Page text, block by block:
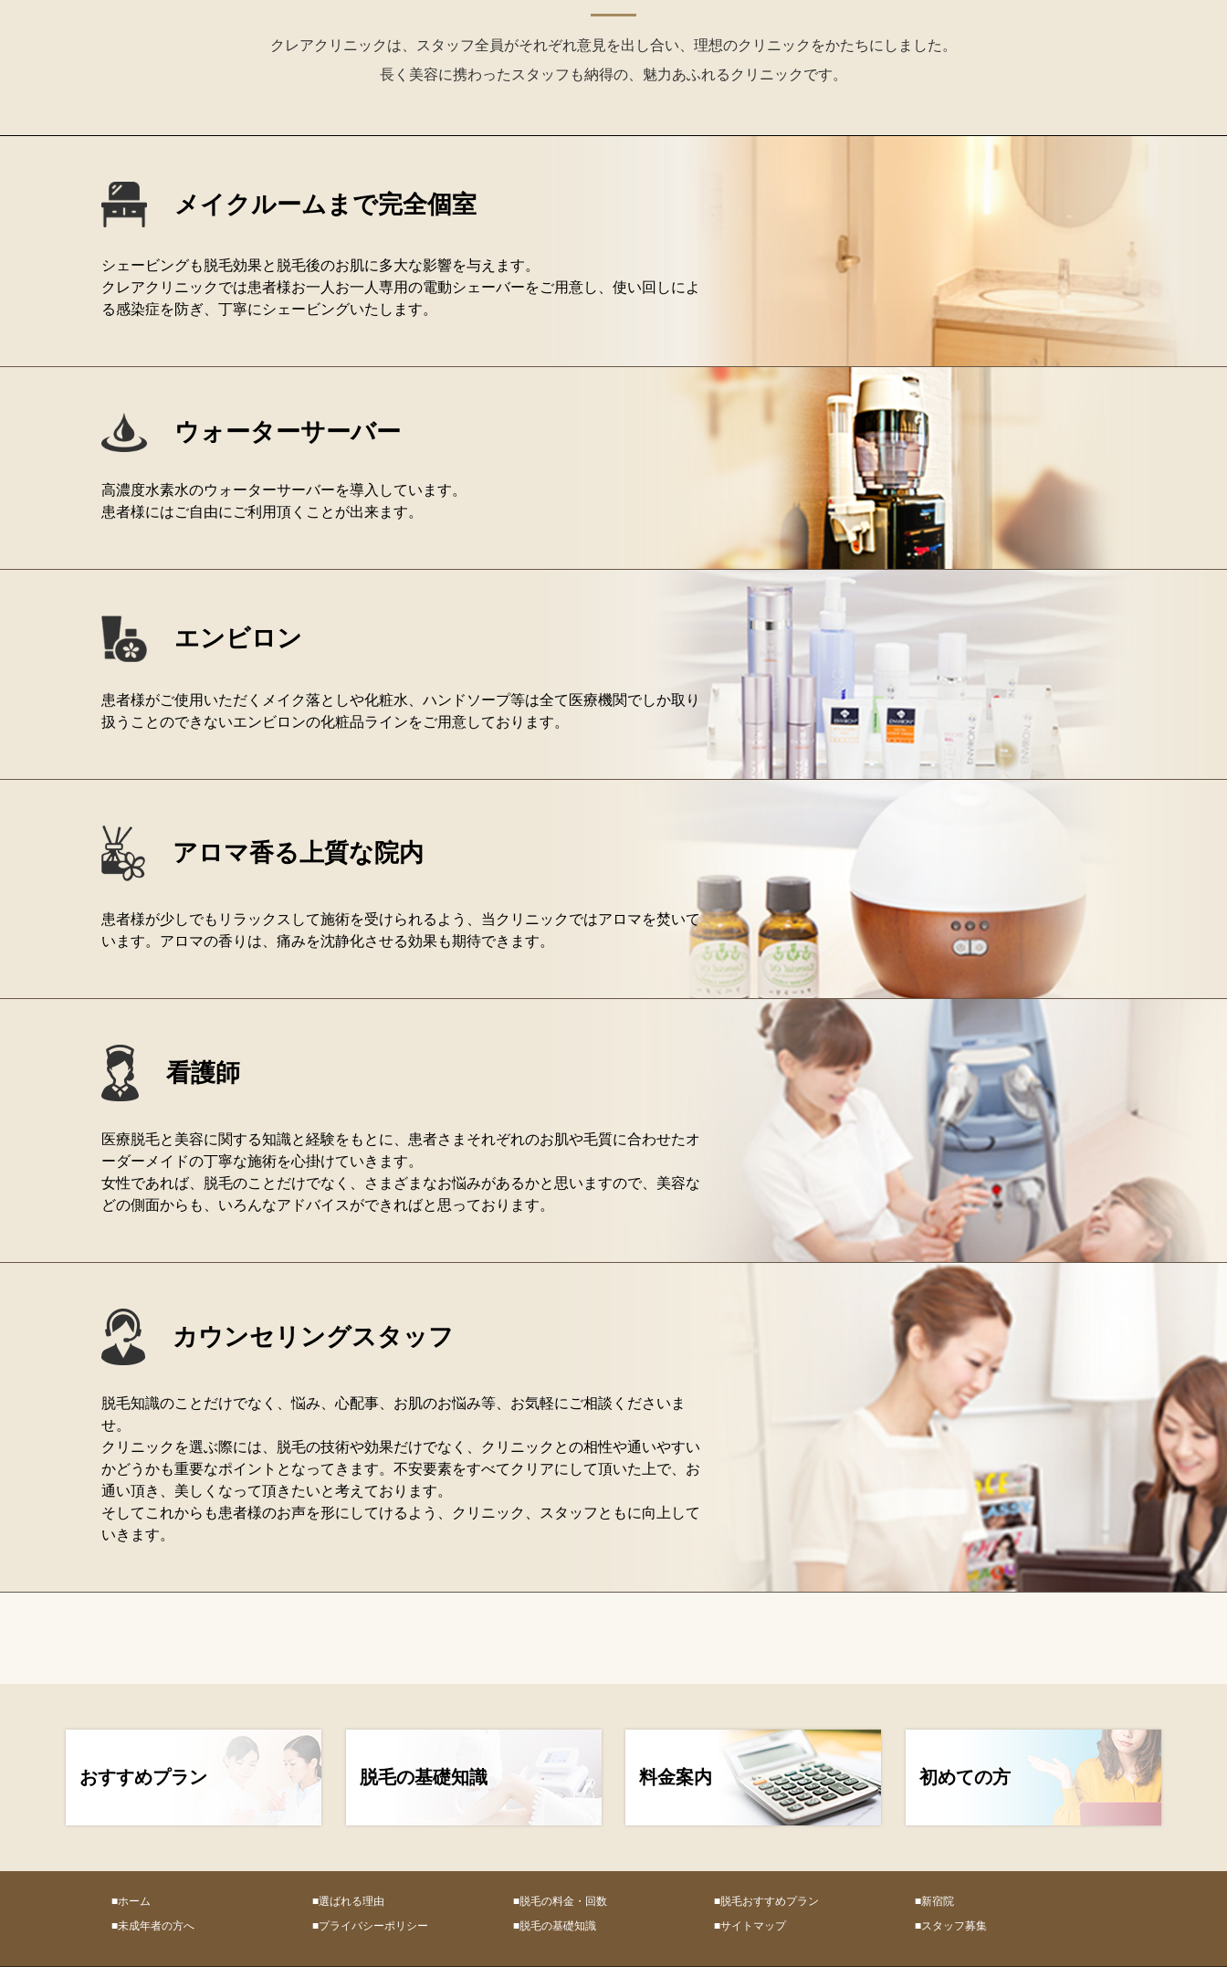
クレアクリニックは、スタッフ全員がそれぞれ意見を出し合い、 理想のクリニックをかたちにしました。
長く美容に携わったスタッフも納得の、魅力あふれるクリニックです。
メイクルームまで完全個室
シェービングも脱毛効果と脱毛後のお肌に多大な影響を与えます。
クレアクリニックでは患者様お一人お一人専用の電動シェーバーをご用意し、使い回しによ
る感染症を防ぎ、丁寧にシェービングいたします。
ウォーターサーバー
高濃度水素水のウォーターサーバーを導入しています。
患者様にはご自由にご利用頂くことが出来ます。
エンビロン
患者様がご使用いただくメイク落としや化粧水、ハンドソープ等は全て医療機関でしか取り
扱うことのできないエンビロンの化粧品ラインをご用意しております。
アロマ香る上質な院内
患者様が少しでもリラックスして施術を受けられるよう、当クリニックではアロマを焚いて
います。アロマの香りは、痛みを沈静化させる効果も期待できます。
看護師
医療脱毛と美容に関する知識と経験をもとに、患者さまそれぞれのお肌や毛質に合わせたオ
ーダーメイドの丁寧な施術を心掛けていきます。
女性であれば、脱毛のことだけでなく、さまざまなお悩みがあるかと思いますので、美容な
どの側面からも、いろんなアドバイスができればと思っております。
カウンセリングスタッフ
脱毛知識のことだけでなく、悩み、心配事、お肌のお悩み等、お気軽にご相談くださいま
せ。
クリニックを選ぶ際には、脱毛の技術や効果だけでなく、クリニックとの相性や通いやすい
かどうかも重要なポイントとなってきます。不安要素をすべてクリアにして頂いた上で、お
通い頂き、美しくなって頂きたいと考えております。
そしてこれからも患者様のお声を形にしてけるよう、クリニック、スタッフともに向上して
いきます。
おすすめプラン 脱毛の基礎知識 料金案内 初めての方
■ホーム ■選ばれる理由 ■脱毛の料金・回数 ■脱毛おすすめプラン
■新宿院
■未成年者の方へ
■プライバシーポリシー ■脱毛の基礎知識 ■サイトマップ ■スタッフ募集